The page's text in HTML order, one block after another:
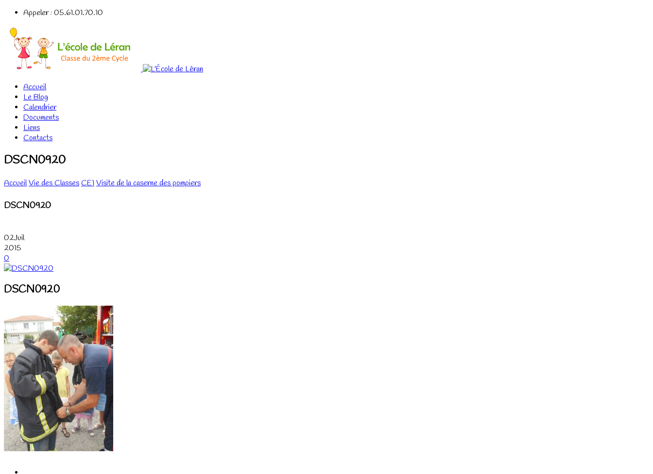
Appeler : 05.61.01.70.10
Accueil
Le Blog
Calendrier
Documents
Liens
Contacts
DSCN0920
AccueilVie des ClassesCE1 Visite de la caserne des pompiers
DSCN0920
02Juil
2015
0
DSCN0920